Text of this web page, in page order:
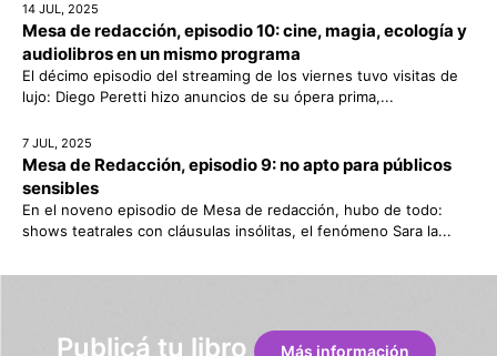
14 JUL, 2025
Mesa de redacción, episodio 10: cine, magia, ecología y
audiolibros en un mismo programa
El décimo episodio del streaming de los viernes tuvo visitas de
lujo: Diego Peretti hizo anuncios de su ópera prima,...
7 JUL, 2025
Mesa de Redacción, episodio 9: no apto para públicos
sensibles
En el noveno episodio de Mesa de redacción, hubo de todo:
shows teatrales con cláusulas insólitas, el fenómeno Sara la...
Publicá tu libro
Más información